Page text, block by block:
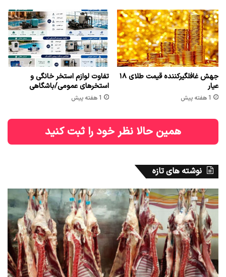
جهش غافلگیرکننده قیمت طلای ۱۸
عیار
1 هفته پیش
تفاوت لوازم استخر خانگی و
استخرهای عمومی/باشگاهی
1 هفته پیش
همین حالا نظر خود را ثبت کنید
نوشته های تازه